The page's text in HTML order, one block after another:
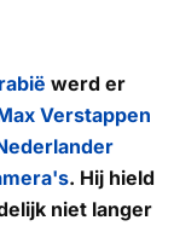
werd er
Verstappen
. Hij hield
niet langer